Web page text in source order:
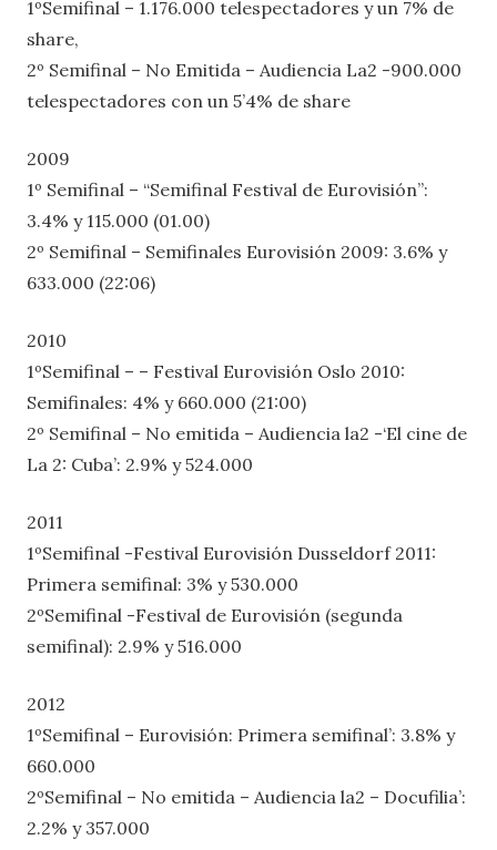
1ºSemifinal – 1.176.000 telespectadores y un 7% de
share,
2º Semifinal – No Emitida – Audiencia La2 -900.000
telespectadores con un 5’4% de share
2009
1º Semifinal – “Semifinal Festival de Eurovisión”:
3.4% y 115.000 (01.00)
2º Semifinal – Semifinales Eurovisión 2009: 3.6% y
633.000 (22:06)
2010
1ºSemifinal – – Festival Eurovisión Oslo 2010:
Semifinales: 4% y 660.000 (21:00)
2º Semifinal – No emitida – Audiencia la2 -‘El cine de
La 2: Cuba’: 2.9% y 524.000
2011
1ºSemifinal -Festival Eurovisión Dusseldorf 2011:
Primera semifinal: 3% y 530.000
2ºSemifinal -Festival de Eurovisión (segunda
semifinal): 2.9% y 516.000
2012
1ºSemifinal – Eurovisión: Primera semifinal’: 3.8% y
660.000
2ºSemifinal – No emitida – Audiencia la2 – Docufilia’:
2.2% y 357.000